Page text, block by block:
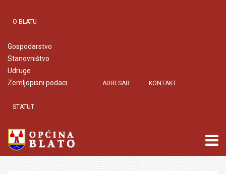
O BLATU
Gospodarstvo
Stanovništvo
Udruge
Zemljopisni podaci
ADRESAR KONTAKT
STATUT